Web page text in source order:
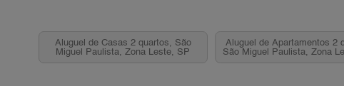
Aluguel de Casas 2 quartos, São
Miguel Paulista, Zona Leste, SP
Aluguel de Apartamentos 2
São Miguel Paulista, Zona